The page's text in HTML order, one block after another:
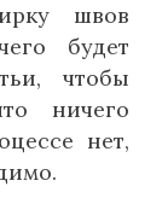
швов
будет
чтобы
ничего
нет,